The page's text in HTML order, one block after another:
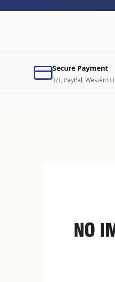
Secure Payment
T/T, PayPal, Western